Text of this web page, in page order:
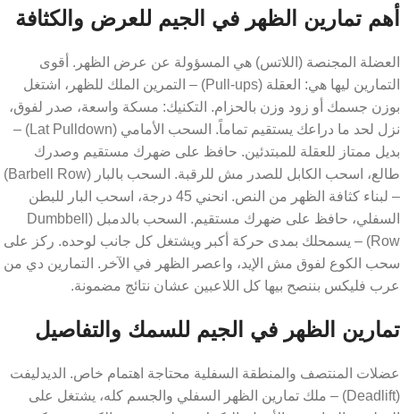
أهم تمارين الظهر في الجيم للعرض والكثافة
العضلة المجنصة (اللاتس) هي المسؤولة عن عرض الظهر. أقوى
التمارين ليها هي: العقلة (Pull-ups) – التمرين الملك للظهر، اشتغل
بوزن جسمك أو زود وزن بالحزام. التكنيك: مسكة واسعة، صدر لفوق،
نزل لحد ما دراعك يستقيم تماماً. السحب الأمامي (Lat Pulldown) –
بديل ممتاز للعقلة للمبتدئين. حافظ على ضهرك مستقيم وصدرك
طالع، اسحب الكابل للصدر مش للرقبة. السحب بالبار (Barbell Row)
– لبناء كثافة الظهر من النص. انحني 45 درجة، اسحب البار للبطن
السفلي، حافظ على ضهرك مستقيم. السحب بالدمبل (Dumbbell
Row) – يسمحلك بمدى حركة أكبر ويشتغل كل جانب لوحده. ركز على
سحب الكوع لفوق مش الإيد، واعصر الظهر في الآخر. التمارين دي من
عرب فليكس بننصح بيها كل اللاعبين عشان نتائج مضمونة.
تمارين الظهر في الجيم للسمك والتفاصيل
عضلات المنتصف والمنطقة السفلية محتاجة اهتمام خاص. الديدليفت
(Deadlift) – ملك تمارين الظهر السفلي والجسم كله، يشتغل على